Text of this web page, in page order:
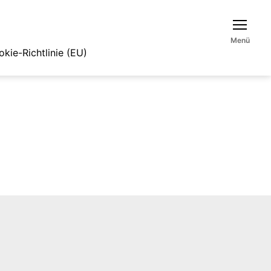
Richtlinie (EU)
Menü